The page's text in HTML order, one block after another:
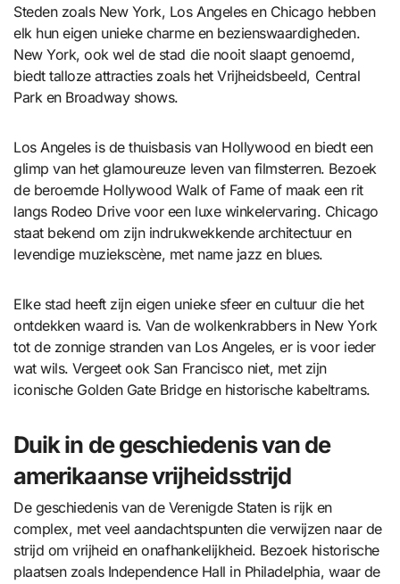
Steden zoals New York, Los Angeles en Chicago hebben
elk hun eigen unieke charme en bezienswaardigheden.
New York, ook wel de stad die nooit slaapt genoemd,
biedt talloze attracties zoals het Vrijheidsbeeld, Central
Park en Broadway shows.
Los Angeles is de thuisbasis van Hollywood en biedt een
glimp van het glamoureuze leven van filmsterren. Bezoek
de beroemde Hollywood Walk of Fame of maak een rit
langs Rodeo Drive voor een luxe winkelervaring. Chicago
staat bekend om zijn indrukwekkende architectuur en
levendige muziekscène, met name jazz en blues.
Elke stad heeft zijn eigen unieke sfeer en cultuur die het
ontdekken waard is. Van de wolkenkrabbers in New York
tot de zonnige stranden van Los Angeles, er is voor ieder
wat wils. Vergeet ook San Francisco niet, met zijn
iconische Golden Gate Bridge en historische kabeltrams.
Duik in de geschiedenis van de
amerikaanse vrijheidsstrijd
De geschiedenis van de Verenigde Staten is rijk en
complex, met veel aandachtspunten die verwijzen naar de
strijd om vrijheid en onafhankelijkheid. Bezoek historische
plaatsen zoals Independence Hall in Philadelphia, waar de